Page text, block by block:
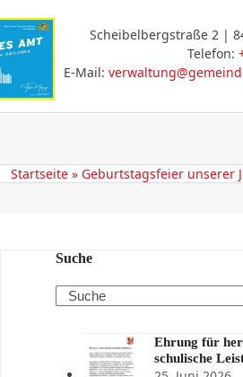
Scheibelbergstraße 2 |
Telefon:
E-Mail:
Startseite» Geburtstagsfeier unserer
Suche
Search
Ehrung für
schulische